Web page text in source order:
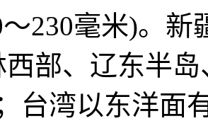
230毫米)。
部、辽东半
台湾以东洋面